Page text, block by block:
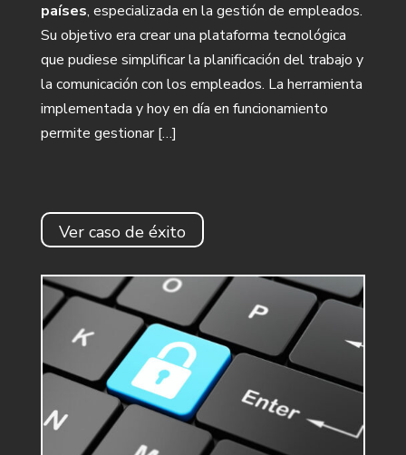
países, especializada en la gestión de empleados.
Su objetivo era crear una plataforma tecnológica
que pudiese simplificar la planificación del trabajo y
la comunicación con los empleados. La herramienta
implementada y hoy en día en funcionamiento
permite gestionar […]
Ver caso de éxito